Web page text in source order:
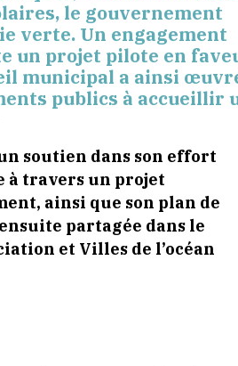
le gouvernement
verte. Un engagement
un projet pilote en
municipal a ainsi
publics à accueillir
soutien dans son effort
à travers un projet
ainsi que son plan de
partagée dans le
et Villes de l’océan